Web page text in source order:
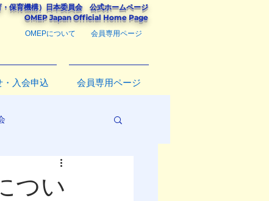
保育機構） 日本委員会公式ホームページ
​OMEP Japan Official Home Page
OMEPについて 会員専用ページ
・入会申込 会員専用ページ
つい